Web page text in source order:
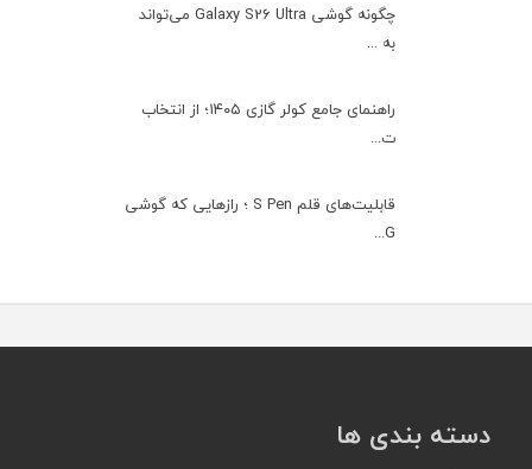
چگونه گوشی Galaxy S26 Ultra می‌تواند
به ...
راهنمای جامع کولر گازی ۱۴۰۵؛ از انتخاب
ت...
قابلیت‌های قلم S Pen ؛ رازهایی که گوشی
G...
دسته بندی ها